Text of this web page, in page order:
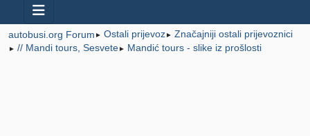
autobusi.org Forum ► Ostali prijevoz► Značajniji ostali prijevoznici
► // Mandi tours, Sesvete► Mandić tours - slike iz prošlosti